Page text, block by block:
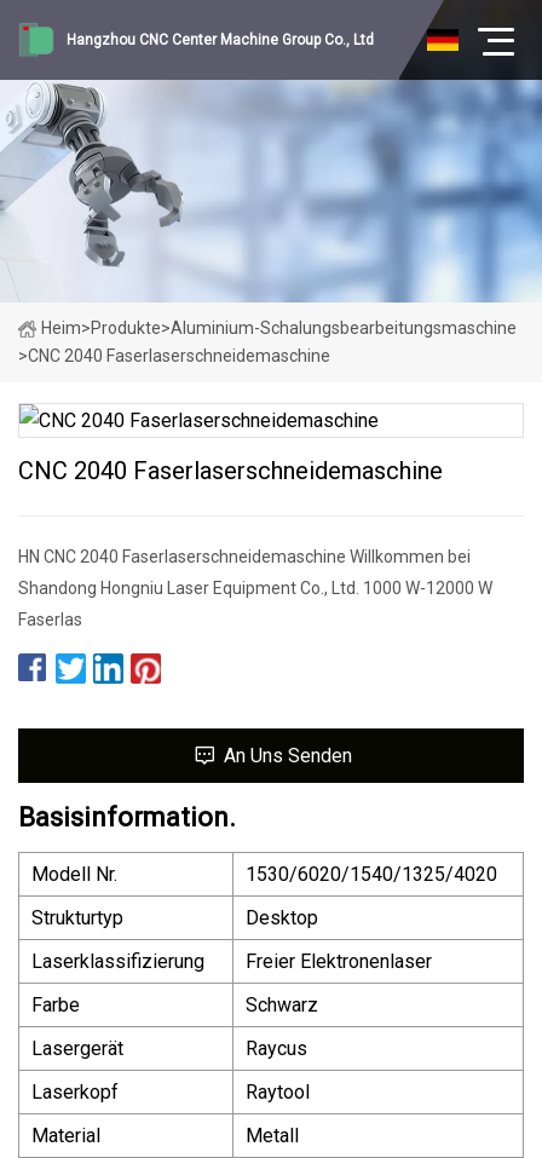
Hangzhou CNC Center Machine Group Co., Ltd
Heim>Produkte>Aluminium-Schalungsbearbeitungsmaschine
>CNC 2040 Faserlaserschneidemaschine
CNC 2040 Faserlaserschneidemaschine
HN CNC 2040 Faserlaserschneidemaschine Willkommen bei
Shandong Hongniu Laser Equipment Co., Ltd. 1000 W-12000 W
Faserlas
An Uns Senden
Basisinformation.
Modell Nr.
1530/6020/1540/1325/4020
Strukturtyp
Desktop
Laserklassifizierung
Freier Elektronenlaser
Farbe
Schwarz
Lasergerät
Raycus
Laserkopf
Raytool
Material
Metall